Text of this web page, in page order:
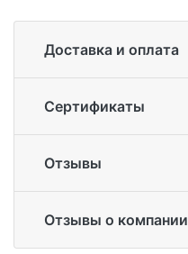
Доставка и оплата
Сертификаты
Отзывы
Отзывы о компании